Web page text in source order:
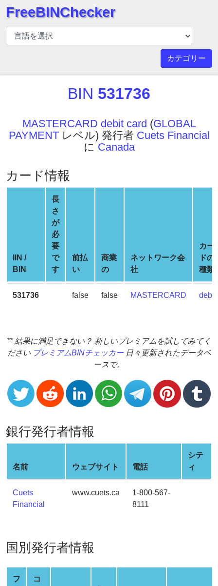
BIN
チ
索
号
BIN
Generator
Checker
v2
BIN
CC
Generator
Credit
Validator
Credit
Card
Random
Credit
Generator
Generate
Credit
Card
Credit
Card
Checker
Service
FreeBINChecker
カテゴリー
BIN 531736
MASTERCARD debit card (GLOBAL
PAYMENTレベル) 発行者 Cuets Financial
に Canada
カード情報
IIN /
BIN
長
さ
が
必
要
で
す
前払
い
商業
の
ネットワーク会
社
カー
ドの
種類
531736 false false MASTERCARD debit
** 結果に満足できない？ 新しいプレミアムを試してみてく
ださい プレミアムBINチェッカー日々更新されたデータベ
ースで。
銀行発行者情報
名前 ウェブサイト 電話
シテ
ィ
Cuets
Financial
www.cuets.ca
1-800-567-
8111
国別発行者情報
フ
コ